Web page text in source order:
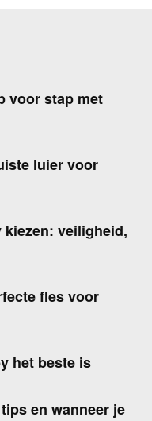
voor stap met
luier voor
kiezen: veiligheid,
fles voor
het beste is
en wanneer je